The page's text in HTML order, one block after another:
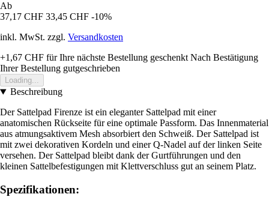
Ab
37,17 CHF 33,45 CHF -10%
inkl. MwSt. zzgl. Versandkosten
+1,67 CHF für Ihre nächste Bestellung geschenkt Nach Bestätigung
Ihrer Bestellung gutgeschrieben
Loading...
Beschreibung
Der Sattelpad Firenze ist ein eleganter Sattelpad mit einer
anatomischen Rückseite für eine optimale Passform. Das Innenmaterial
aus atmungsaktivem Mesh absorbiert den Schweiß. Der Sattelpad ist
mit zwei dekorativen Kordeln und einer Q-Nadel auf der linken Seite
versehen. Der Sattelpad bleibt dank der Gurtführungen und den
kleinen Sattelbefestigungen mit Klettverschluss gut an seinem Platz.
Spezifikationen: